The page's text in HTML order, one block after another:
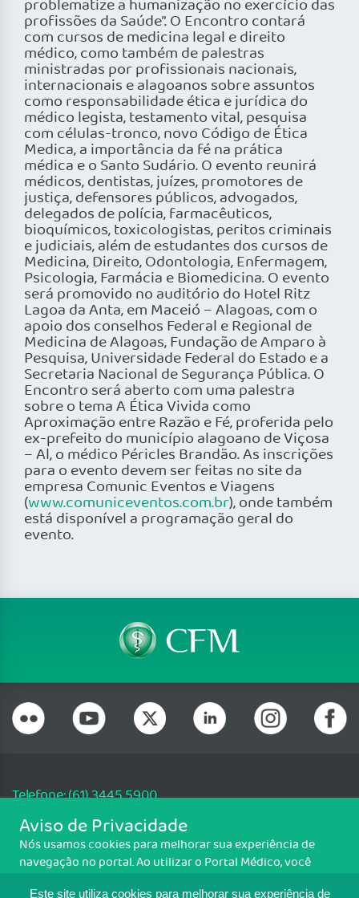
Este site utiliza cookies para melhorar sua experiência de
problematize a humanização no exercício das
profissões da Saúde”. O Encontro contará
com cursos de medicina legal e direito
médico, como também de palestras
ministradas por profissionais nacionais,
internacionais e alagoanos sobre assuntos
como responsabilidade ética e jurídica do
médico legista, testamento vital, pesquisa
com células-tronco, novo Código de Ética
Medica, a importância da fé na prática
médica e o Santo Sudário. O evento reunirá
médicos, dentistas, juízes, promotores de
justiça, defensores públicos, advogados,
delegados de polícia, farmacêuticos,
bioquímicos, toxicologistas, peritos criminais
e judiciais, além de estudantes dos cursos de
Medicina, Direito, Odontologia, Enfermagem,
Psicologia, Farmácia e Biomedicina. O evento
será promovido no auditório do Hotel Ritz
Lagoa da Anta, em Maceió – Alagoas, com o
apoio dos conselhos Federal e Regional de
Medicina de Alagoas, Fundação de Amparo à
Pesquisa, Universidade Federal do Estado e a
Secretaria Nacional de Segurança Pública. O
Encontro será aberto com uma palestra
sobre o tema A Ética Vivida como
Aproximação entre Razão e Fé, proferida pelo
ex-prefeito do município alagoano de Viçosa
– Al, o médico Péricles Brandão. As inscrições
para o evento devem ser feitas no site da
empresa Comunic Eventos e Viagens
(www.comuniceventos.com.br), onde também
está disponível a programação geral do
evento.
Telefone: (61) 3445 5900
Email: cfm@portalmedico.org.br
SGAS 616, Conjunto D, Lote 115, L2 Sul, Brasília/DF - CEP: 70200-760 -
CNPJ: 33.583.550/0001-30
Aviso de Privacidade
Nós usamos cookies para melhorar sua experiência de
navegação no portal. Ao utilizar o Portal Médico, você